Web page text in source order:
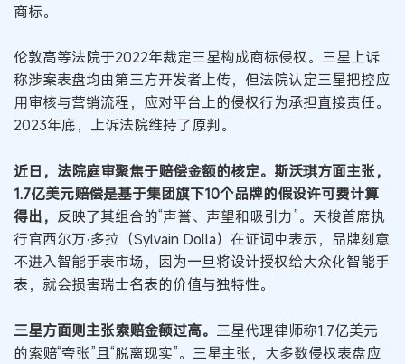
商标。
伦敦高等法院于2022年裁定三星构成商标侵权。三星上诉
称涉案表盘均由第三方开发者上传，但法院认定三星把控应
用审核与营销流程，应对平台上的侵权行为承担直接责任。
2023年底，上诉法院维持了原判。
近日，法院庭审聚焦于赔偿金额的核定。斯沃琪方面主张，
1.7亿美元赔偿是基于集团旗下10个品牌的假设许可费计算
得出， 反映了其组合的“声誉、声望和吸引力”。天梭首席执
行官西尔万·多拉（Sylvain Dolla）在证词中表示，品牌刻意
不进入智能手表市场，因为一旦将设计授权给大众化智能手
表，就会损害瑞士名表的价值与独特性。
三星方面则主张索赔金额过高。 三星代理律师称1.7亿美元
的索赔“夸张”且“脱离现实”。三星主张，大多数侵权表盘应